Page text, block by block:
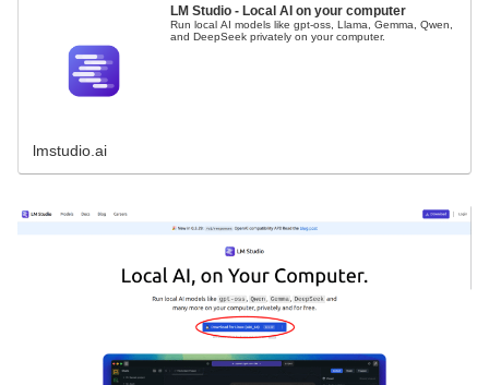
LM Studio - Local AI on your computer
Run local AI models like gpt-oss, Llama, Gemma, Qwen,
and DeepSeek privately on your computer.
lmstudio.ai